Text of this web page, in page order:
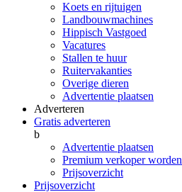
Koets en rijtuigen
Landbouwmachines
Hippisch Vastgoed
Vacatures
Stallen te huur
Ruitervakanties
Overige dieren
Advertentie plaatsen
Adverteren
Gratis adverteren
b
Advertentie plaatsen
Premium verkoper worden
Prijsoverzicht
Prijsoverzicht